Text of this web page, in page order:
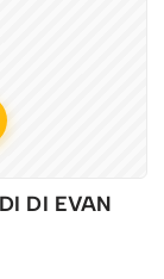
DI EVAN